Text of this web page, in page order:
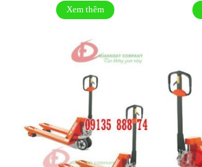
Xem thêm